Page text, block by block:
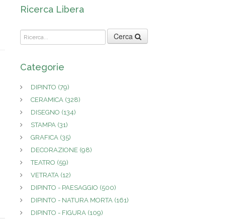
Ricerca Libera
Cerca
Categorie
DIPINTO (79)
CERAMICA (328)
DISEGNO (134)
STAMPA (31)
GRAFICA (35)
DECORAZIONE (98)
TEATRO (59)
VETRATA (12)
DIPINTO - PAESAGGIO (500)
DIPINTO - NATURA MORTA (161)
DIPINTO - FIGURA (109)